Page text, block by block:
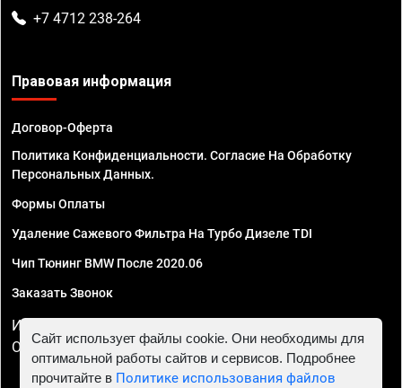
+7 4712 238-264
Правовая информация
Договор-Оферта
Политика Конфиденциальности. Согласие На Обработку
Персональных Данных.
Формы Оплаты
Удаление Сажевого Фильтра На Турбо Дизеле TDI
Чип Тюнинг BMW После 2020.06
Заказать Звонок
ИП Смирнов Георгий Павлович. ИНН 781302555843,
ОГРНИП 324470400032610
Сайт использует файлы cookie. Они необходимы для
оптимальной работы сайтов и сервисов. Подробнее
прочитайте в Политике использования файлов